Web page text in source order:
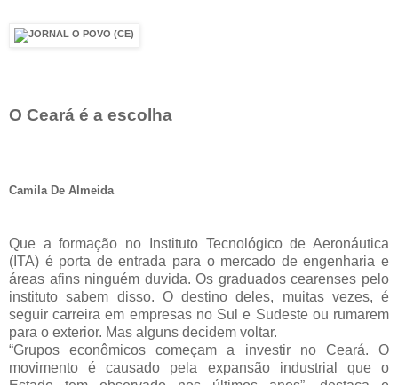
O Ceará é a escolha
Camila De Almeida
Que a formação no Instituto Tecnológico de Aeronáutica
(ITA) é porta de entrada para o mercado de engenharia e
áreas afins ninguém duvida. Os graduados cearenses pelo
instituto sabem disso. O destino deles, muitas vezes, é
seguir carreira em empresas no Sul e Sudeste ou rumarem
para o exterior. Mas alguns decidem voltar.
“Grupos econômicos começam a investir no Ceará. O
movimento é causado pela expansão industrial que o